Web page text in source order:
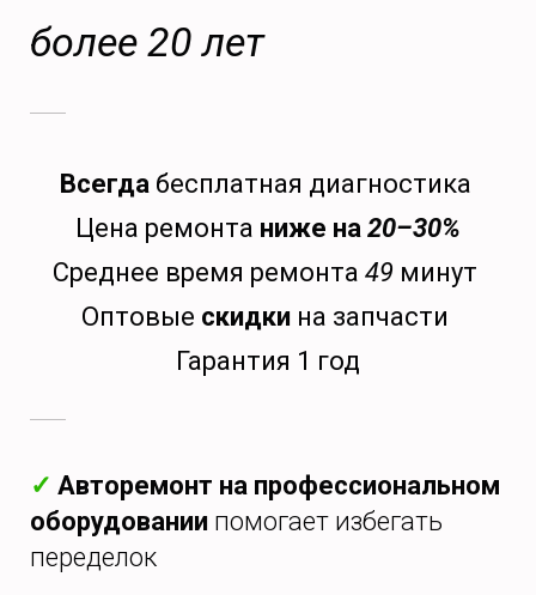
более 20 лет
Всегдабесплатная диагностика
Цена ремонта ниже на 20–30%
Среднее время ремонта 49 минут
Оптовые скидки на запчасти
Гарантия 1 год
✓ Авторемонт на профессиональном
оборудовании помогает избегать
переделок